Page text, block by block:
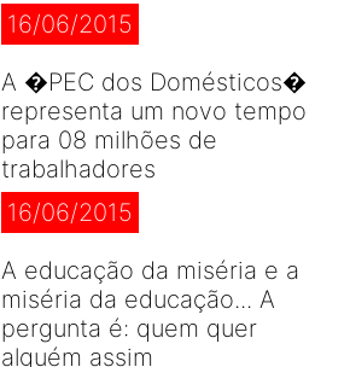
16/06/2015
A �PEC dos Domésticos�
representa um novo tempo
para 08 milhões de
trabalhadores
16/06/2015
A educação da miséria e a
miséria da educação... A
pergunta é: quem quer
alguém assim